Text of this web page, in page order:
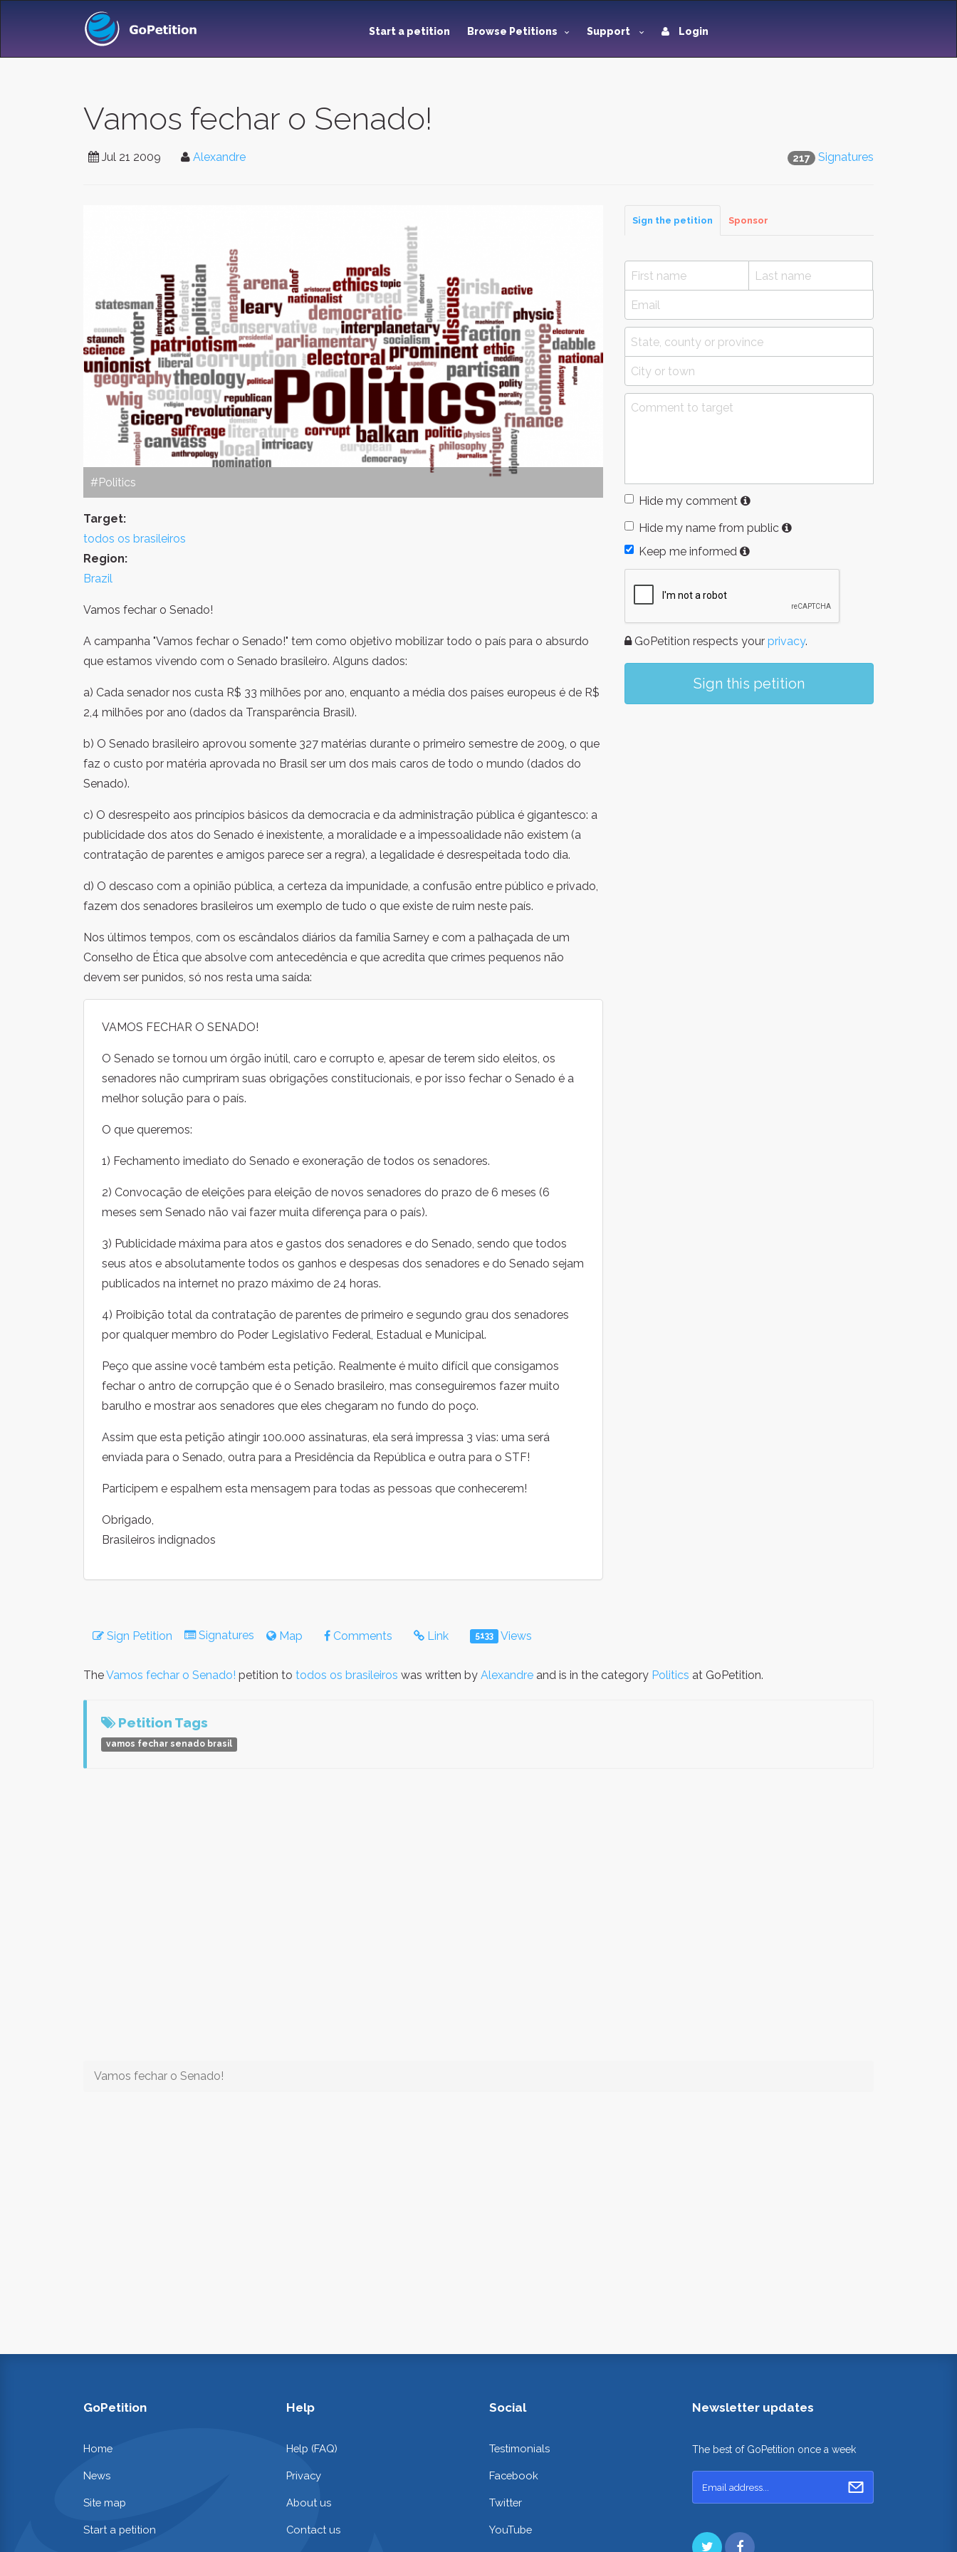
Start a petition Browse Petitions Support Login
Vamos fechar o Senado!
217 Signatures
Jul 21 2009 Alexandre
#Politics
Target:
todos os brasileiros
Region:
Brazil
Vamos fechar o Senado!
A campanha "Vamos fechar o Senado!" tem como objetivo mobilizar todo o país para o absurdo
que estamos vivendo com o Senado brasileiro. Alguns dados:
a) Cada senador nos custa R$ 33 milhões por ano, enquanto a média dos países europeus é de R$
2,4 milhões por ano (dados da Transparência Brasil).
b) O Senado brasileiro aprovou somente 327 matérias durante o primeiro semestre de 2009, o que
faz o custo por matéria aprovada no Brasil ser um dos mais caros de todo o mundo (dados do
Senado).
c) O desrespeito aos princípios básicos da democracia e da administração pública é gigantesco: a
publicidade dos atos do Senado é inexistente, a moralidade e a impessoalidade não existem (a
contratação de parentes e amigos parece ser a regra), a legalidade é desrespeitada todo dia.
d) O descaso com a opinião pública, a certeza da impunidade, a confusão entre público e privado,
fazem dos senadores brasileiros um exemplo de tudo o que existe de ruim neste país.
Nos últimos tempos, com os escândalos diários da família Sarney e com a palhaçada de um
Conselho de Ética que absolve com antecedência e que acredita que crimes pequenos não
devem ser punidos, só nos resta uma saída:
VAMOS FECHAR O SENADO!
O Senado se tornou um órgão inútil, caro e corrupto e, apesar de terem sido eleitos, os
senadores não cumpriram suas obrigações constitucionais, e por isso fechar o Senado é a
melhor solução para o país.
O que queremos:
1) Fechamento imediato do Senado e exoneração de todos os senadores.
2) Convocação de eleições para eleição de novos senadores do prazo de 6 meses (6
meses sem Senado não vai fazer muita diferença para o país).
3) Publicidade máxima para atos e gastos dos senadores e do Senado, sendo que todos
seus atos e absolutamente todos os ganhos e despesas dos senadores e do Senado sejam
publicados na internet no prazo máximo de 24 horas.
4) Proibição total da contratação de parentes de primeiro e segundo grau dos senadores
por qualquer membro do Poder Legislativo Federal, Estadual e Municipal.
Peço que assine você também esta petição. Realmente é muito difícil que consigamos
fechar o antro de corrupção que é o Senado brasileiro, mas conseguiremos fazer muito
barulho e mostrar aos senadores que eles chegaram no fundo do poço.
Assim que esta petição atingir 100.000 assinaturas, ela será impressa 3 vias: uma será
enviada para o Senado, outra para a Presidência da República e outra para o STF!
Participem e espalhem esta mensagem para todas as pessoas que conhecerem!
Obrigado,
Brasileiros indignados
Sign the petition Sponsor
Hide my comment
Hide my name from public
Keep me informed
GoPetition respects your privacy.
Sign this petition
Sign Petition Signatures Map Comments Link 5133 Views
TheVamos fechar o Senado! petition to todos os brasileiros was written by Alexandre and is in the category Politics at GoPetition.
Petition Tags
vamos fechar senado brasil
Vamos fechar o Senado!
GoPetition
Home
News
Site map
Start a petition
Help
Help (FAQ)
Privacy
About us
Contact us
Social
Testimonials
Facebook
Twitter
YouTube
Newsletter updates
The best of GoPetition once a week